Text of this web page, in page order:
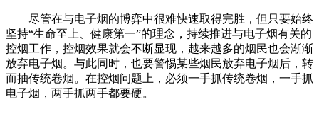
尽管在与电子烟的博弈中很难快速取得完胜，但只要始终
坚持“生命至上、健康第一”的理念，持续推进与电子烟有关的
控烟工作，控烟效果就会不断显现，越来越多的烟民也会渐渐
放弃电子烟。与此同时，也要警惕某些烟民放弃电子烟后，转
而抽传统卷烟。在控烟问题上，必须一手抓传统卷烟，一手抓
电子烟，两手抓两手都要硬。